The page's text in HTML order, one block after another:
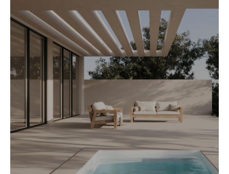
1 bomba de circulação 1400W
220-240 V
Peso sem água 600Kg
Profundidade 0,60cm
Kit de filtração:
1,50 x 1,15 x 1,15cm
Filtro de areia 600mm
1 bomba de massagem 1800w
Suprador de turbina 1-300w
Bomba de calor 3000w
Sensor de nível
Balboa Box BP6013G3
Balboa Topside TP500
Botões auxiliares Concha AX10